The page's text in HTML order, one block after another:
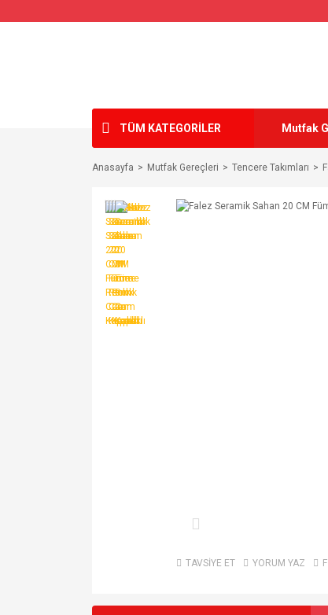
TÜM KATEGORİLER Mutfak
Anasayfa Mutfak Gereçleri Tencere Takımları
TAVSİYE ET YORUM YAZ